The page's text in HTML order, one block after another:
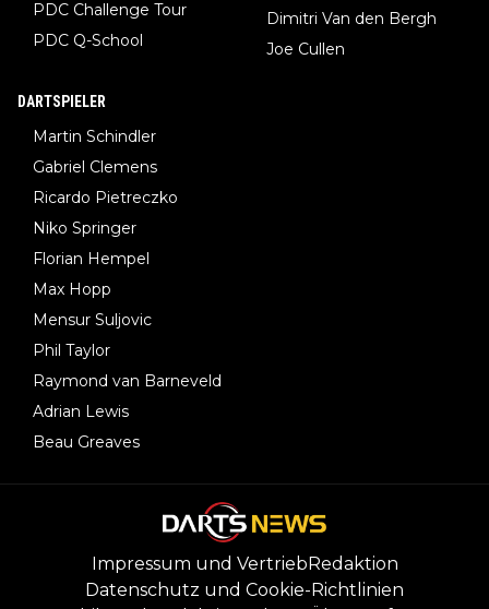
PDC Challenge Tour
PDC Q-School
Dimitri Van den Bergh
Joe Cullen
DARTSPIELER
Martin Schindler
Gabriel Clemens
Ricardo Pietreczko
Niko Springer
Florian Hempel
Max Hopp
Mensur Suljovic
Phil Taylor
Raymond van Barneveld
Adrian Lewis
Beau Greaves
Impressum und Vertrieb Redaktion
Datenschutz und Cookie-Richtlinien